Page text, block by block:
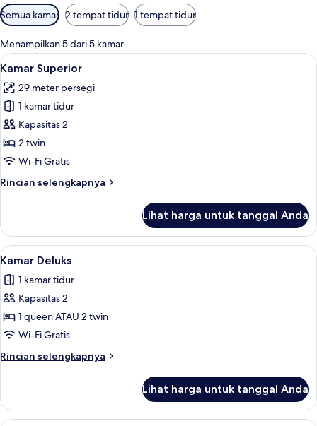
Filter
tersedia
untuk
kamar
Semua kamar 2 tempat tidur 1 tempat tidur
Menampilkan 5 dari 5 kamar
Lihat
semua
foto
untuk
Kamar
Superior
Kamar Superior | Minibar, brankas,
28
Kamar Superior
29 meter persegi
1 kamar tidur
Kapasitas 2
2 twin
Wi-Fi Gratis
Rincian selengkapnya
Rincian
Kamar
Superior
Lihat harga untuk tanggal Anda
Lihat
semua
foto
untuk
Kamar
Deluks
Kamar Deluks | Minibar, brankas,
4
Kamar Deluks
1 kamar tidur
Kapasitas 2
1 queen ATAU 2 twin
Wi-Fi Gratis
Rincian selengkapnya
Rincian
Kamar
Deluks
Lihat harga untuk tanggal Anda